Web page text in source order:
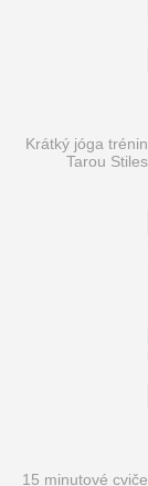
Krátký jóga
Tarou
15 minutové